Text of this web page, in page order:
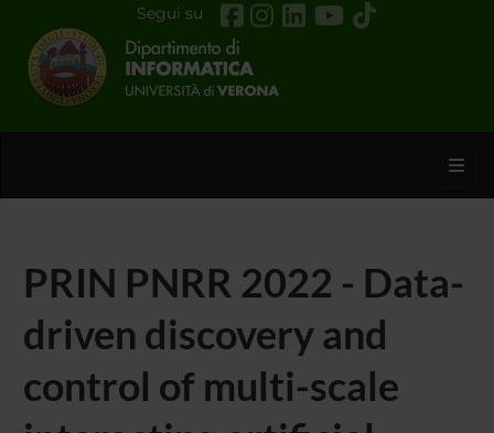
Segui su
PRIN PNRR 2022 - Data-
driven discovery and
control of multi-scale